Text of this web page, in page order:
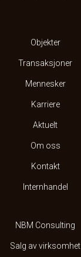
Objekter
Transaksjoner
Mennesker
Karriere
Aktuelt
Om oss
Kontakt
Internhandel
NBM Consulting
Salg av virksomhet